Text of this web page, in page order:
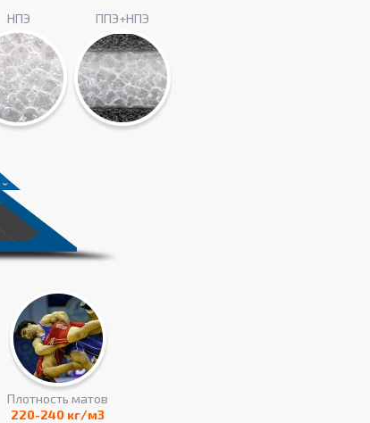
НПЭ ППЭ+НПЭ
Плотность матов
220-240 кг/м3